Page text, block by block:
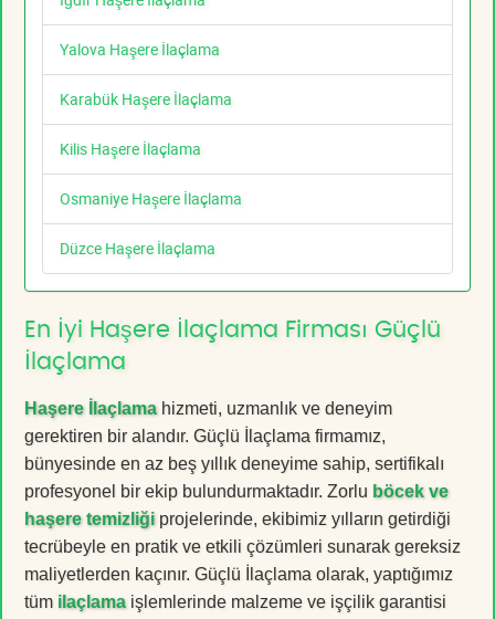
Yalova Haşere İlaçlama
Karabük Haşere İlaçlama
Kilis Haşere İlaçlama
Osmaniye Haşere İlaçlama
Düzce Haşere İlaçlama
En İyi Haşere İlaçlama Firması Güçlü
İlaçlama
Haşere İlaçlamahizmeti, uzmanlık ve deneyim
gerektiren bir alandır. Güçlü İlaçlama firmamız,
bünyesinde en az beş yıllık deneyime sahip, sertifikalı
profesyonel bir ekip bulundurmaktadır. Zorlu böcek ve
haşere temizliği projelerinde, ekibimiz yılların getirdiği
tecrübeyle en pratik ve etkili çözümleri sunarak gereksiz
maliyetlerden kaçınır. Güçlü İlaçlama olarak, yaptığımız
tüm ilaçlamaişlemlerinde malzeme ve işçilik garantisi